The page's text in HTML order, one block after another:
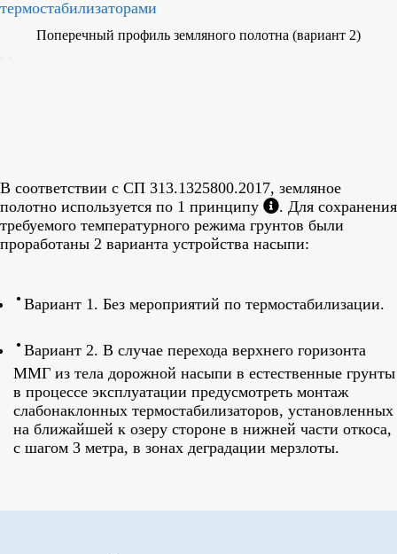
Поперечный профиль земляного полотна (вариант 2)
В соответствии с СП 313.1325800.2017, земляное
полотно используется по 1 принципу
. Для сохранения
требуемого температурного режима грунтов были
проработаны 2 варианта устройства насыпи:
Вариант 1. Без мероприятий по термостабилизации.
Вариант 2. В случае перехода верхнего горизонта
ММГ из тела дорожной насыпи в естественные грунты
в процессе эксплуатации предусмотреть монтаж
слабонаклонных термостабилизаторов, установленных
на ближайшей к озеру стороне в нижней части откоса,
с шагом 3 метра, в зонах деградации мерзлоты.